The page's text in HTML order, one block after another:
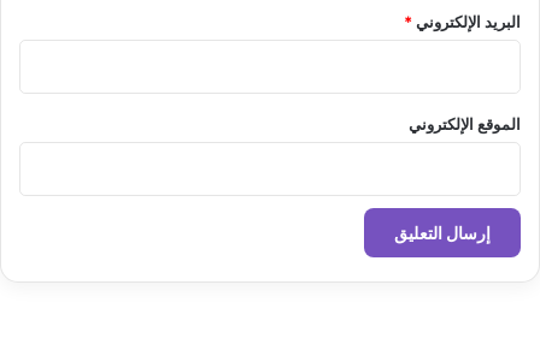
البريد الإلكتروني*
الموقع الإلكتروني